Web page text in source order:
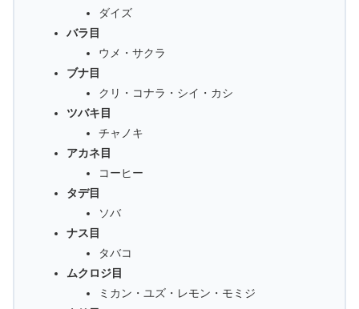
ダイズ
バラ目
ウメ・サクラ
ブナ目
クリ・コナラ・シイ・カシ
ツバキ目
チャノキ
アカネ目
コーヒー
タデ目
ソバ
ナス目
タバコ
ムクロジ目
ミカン・ユズ・レモン・モミジ